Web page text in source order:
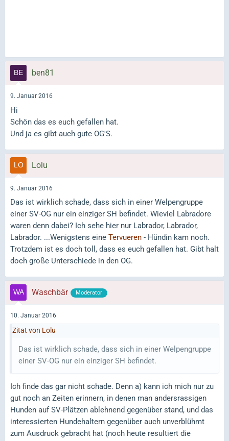
ben81
9. Januar 2016
Hi
Schön das es euch gefallen hat.
Und ja es gibt auch gute OG'S.
Lolu
9. Januar 2016
Das ist wirklich schade, dass sich in einer Welpengruppe
einer SV-OG nur ein einziger SH befindet. Wieviel Labradore
waren denn dabei? Ich sehe hier nur Labrador, Labrador,
Labrador. ...Wenigstens eine Tervueren - Hündin kam noch.
Trotzdem ist es doch toll, dass es euch gefallen hat. Gibt halt
doch große Unterschiede in den OG.
Waschbär Moderator
10. Januar 2016
Zitat von Lolu
Das ist wirklich schade, dass sich in einer Welpengruppe
einer SV-OG nur ein einziger SH befindet.
Ich finde das gar nicht schade. Denn a) kann ich mich nur zu
gut noch an Zeiten erinnern, in denen man andersrassigen
Hunden auf SV-Plätzen ablehnend gegenüber stand, und das
interessierten Hundehaltern gegenüber auch unverblühmt
zum Ausdruck gebracht hat (noch heute resultiert die